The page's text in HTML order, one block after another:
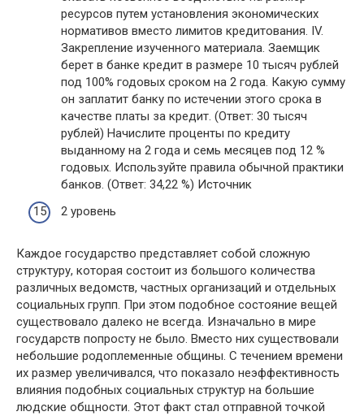
ресурсов путем установления экономических
нормативов вместо лимитов кредитования. IV.
Закрепление изученного материала. Заемщик
берет в банке кредит в размере 10 тысяч рублей
под 100% годовых сроком на 2 года. Какую сумму
он заплатит банку по истечении этого срока в
качестве платы за кредит. (Ответ: 30 тысяч
рублей) Начислите проценты по кредиту
выданному на 2 года и семь месяцев под 12 %
годовых. Используйте правила обычной практики
банков. (Ответ: 34,22 %) Источник
2 уровень
Каждое государство представляет собой сложную
структуру, которая состоит из большого количества
различных ведомств, частных организаций и отдельных
социальных групп. При этом подобное состояние вещей
существовало далеко не всегда. Изначально в мире
государств попросту не было. Вместо них существовали
небольшие родоплеменные общины. С течением времени
их размер увеличивался, что показало неэффективность
влияния подобных социальных структур на большие
людские общности. Этот факт стал отправной точкой